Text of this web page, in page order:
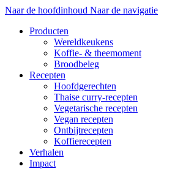
Naar de hoofdinhoud Naar de navigatie
Producten
Wereldkeukens
Koffie- & theemoment
Broodbeleg
Recepten
Hoofdgerechten
Thaise curry-recepten
Vegetarische recepten
Vegan recepten
Ontbijtrecepten
Koffierecepten
Verhalen
Impact